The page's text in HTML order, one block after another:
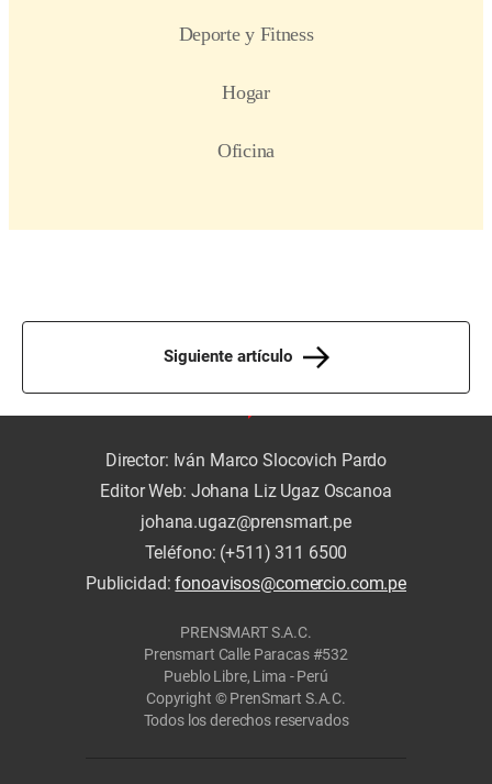
Siguiente artículo
Director: Iván Marco Slocovich Pardo
Editor Web: Johana Liz Ugaz Oscanoa
johana.ugaz@prensmart.pe
Teléfono: (+511) 311 6500
Publicidad:fonoavisos@comercio.com.pe
PRENSMART S.A.C.
Prensmart Calle Paracas #532
Pueblo Libre, Lima - Perú
Copyright © PrenSmart S.A.C.
Todos los derechos reservados